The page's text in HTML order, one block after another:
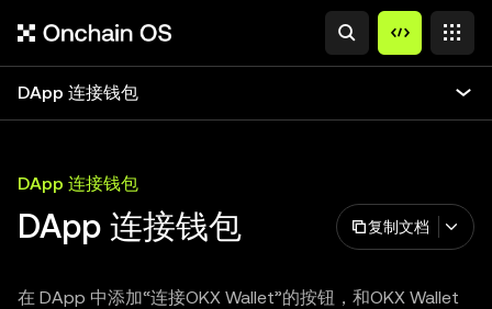
DApp 连接钱包
DApp 连接钱包
DApp 连接钱包 复制文档
在 DApp 中添加“连接OKX Wallet”的按钮，和OKX Wallet